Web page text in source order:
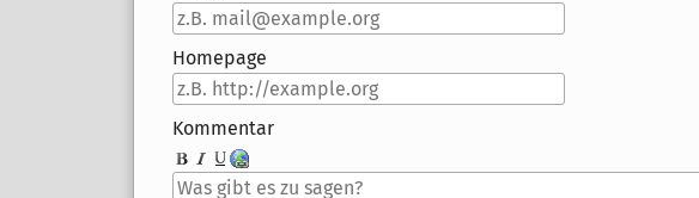
Homepage
Kommentar